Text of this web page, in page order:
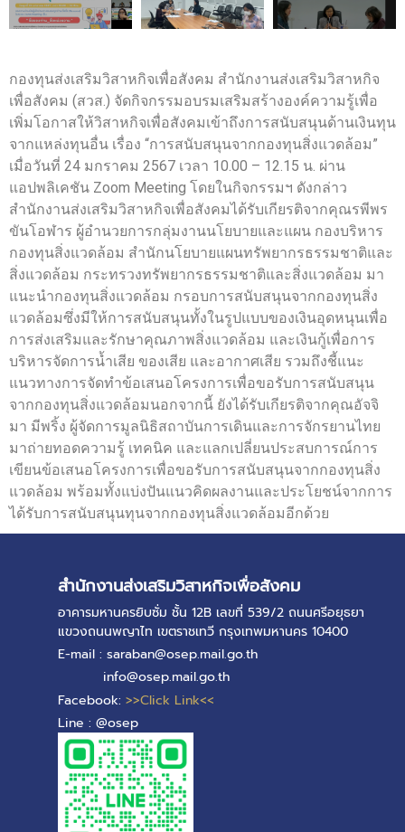
กองทุนส่งเสริมวิสาหกิจเพื่อสังคม สำนักงานส่งเสริมวิสาหกิจ
เพื่อสังคม (สวส.) จัดกิจกรรมอบรมเสริมสร้างองค์ความรู้เพื่อ
เพิ่มโอกาสให้วิสาหกิจเพื่อสังคมเข้าถึงการสนับสนุนด้านเงินทุน
จากแหล่งทุนอื่น เรื่อง “การสนับสนุนจากกองทุนสิ่งแวดล้อม”
เมื่อวันที่ 24 มกราคม 2567 เวลา 10.00 – 12.15 น. ผ่าน
แอปพลิเคชัน Zoom Meeting โดยในกิจกรรมฯ ดังกล่าว
สำนักงานส่งเสริมวิสาหกิจเพื่อสังคมได้รับเกียรติจากคุณรพีพร
ขันโอฬาร ผู้อำนวยการกลุ่มงานนโยบายและแผน กองบริหาร
กองทุนสิ่งแวดล้อม สำนักนโยบายแผนทรัพยากรธรรมชาติและ
สิ่งแวดล้อม กระทรวงทรัพยากรธรรมชาติและสิ่งแวดล้อม มา
แนะนำกองทุนสิ่งแวดล้อม กรอบการสนับสนุนจากกองทุนสิ่ง
แวดล้อมซึ่งมีให้การสนับสนุนทั้งในรูปแบบของเงินอุดหนุนเพื่อ
การส่งเสริมและรักษาคุณภาพสิ่งแวดล้อม และเงินกู้เพื่อการ
บริหารจัดการน้ำเสีย ของเสีย และอากาศเสีย รวมถึงชี้แนะ
แนวทางการจัดทำข้อเสนอโครงการเพื่อขอรับการสนับสนุน
จากกองทุนสิ่งแวดล้อมนอกจากนี้ ยังได้รับเกียรติจากคุณอัจจิ
มา มีพริ้ง ผู้จัดการมูลนิธิสถาบันการเดินและการจักรยานไทย
มาถ่ายทอดความรู้ เทคนิค และแลกเปลี่ยนประสบการณ์การ
เขียนข้อเสนอโครงการเพื่อขอรับการสนับสนุนจากกองทุนสิ่ง
แวดล้อม พร้อมทั้งแบ่งปันแนวคิดผลงานและประโยชน์จากการ
ได้รับการสนับสนุนทุนจากกองทุนสิ่งแวดล้อมอีกด้วย
สำนักงานส่งเสริมวิสาหกิจเพื่อสังคม
อาคารมหานครยิบซั่ม ชั้น 12B เลขที่ 539/2 ถนนศรีอยุธยา
แขวงถนนพญาไท เขตราชเทวี กรุงเทพมหานคร 10400
E-mail : saraban@osep.mail.go.th
info@osep.mail.go.th
Facebook: >>Click Link<<
Line : @osep